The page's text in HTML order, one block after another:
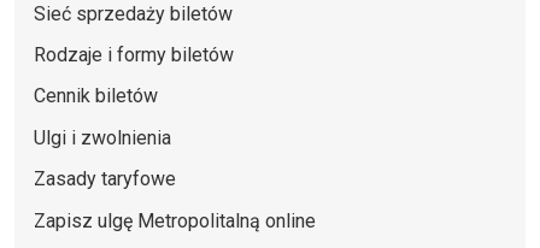
Sieć sprzedaży biletów
Rodzaje i formy biletów
Cennik biletów
Ulgi i zwolnienia
Zasady taryfowe
Zapisz ulgę Metropolitalną online